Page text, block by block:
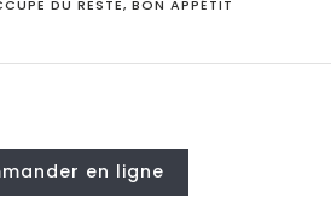
DU RESTE, BON APPÉTIT
en ligne